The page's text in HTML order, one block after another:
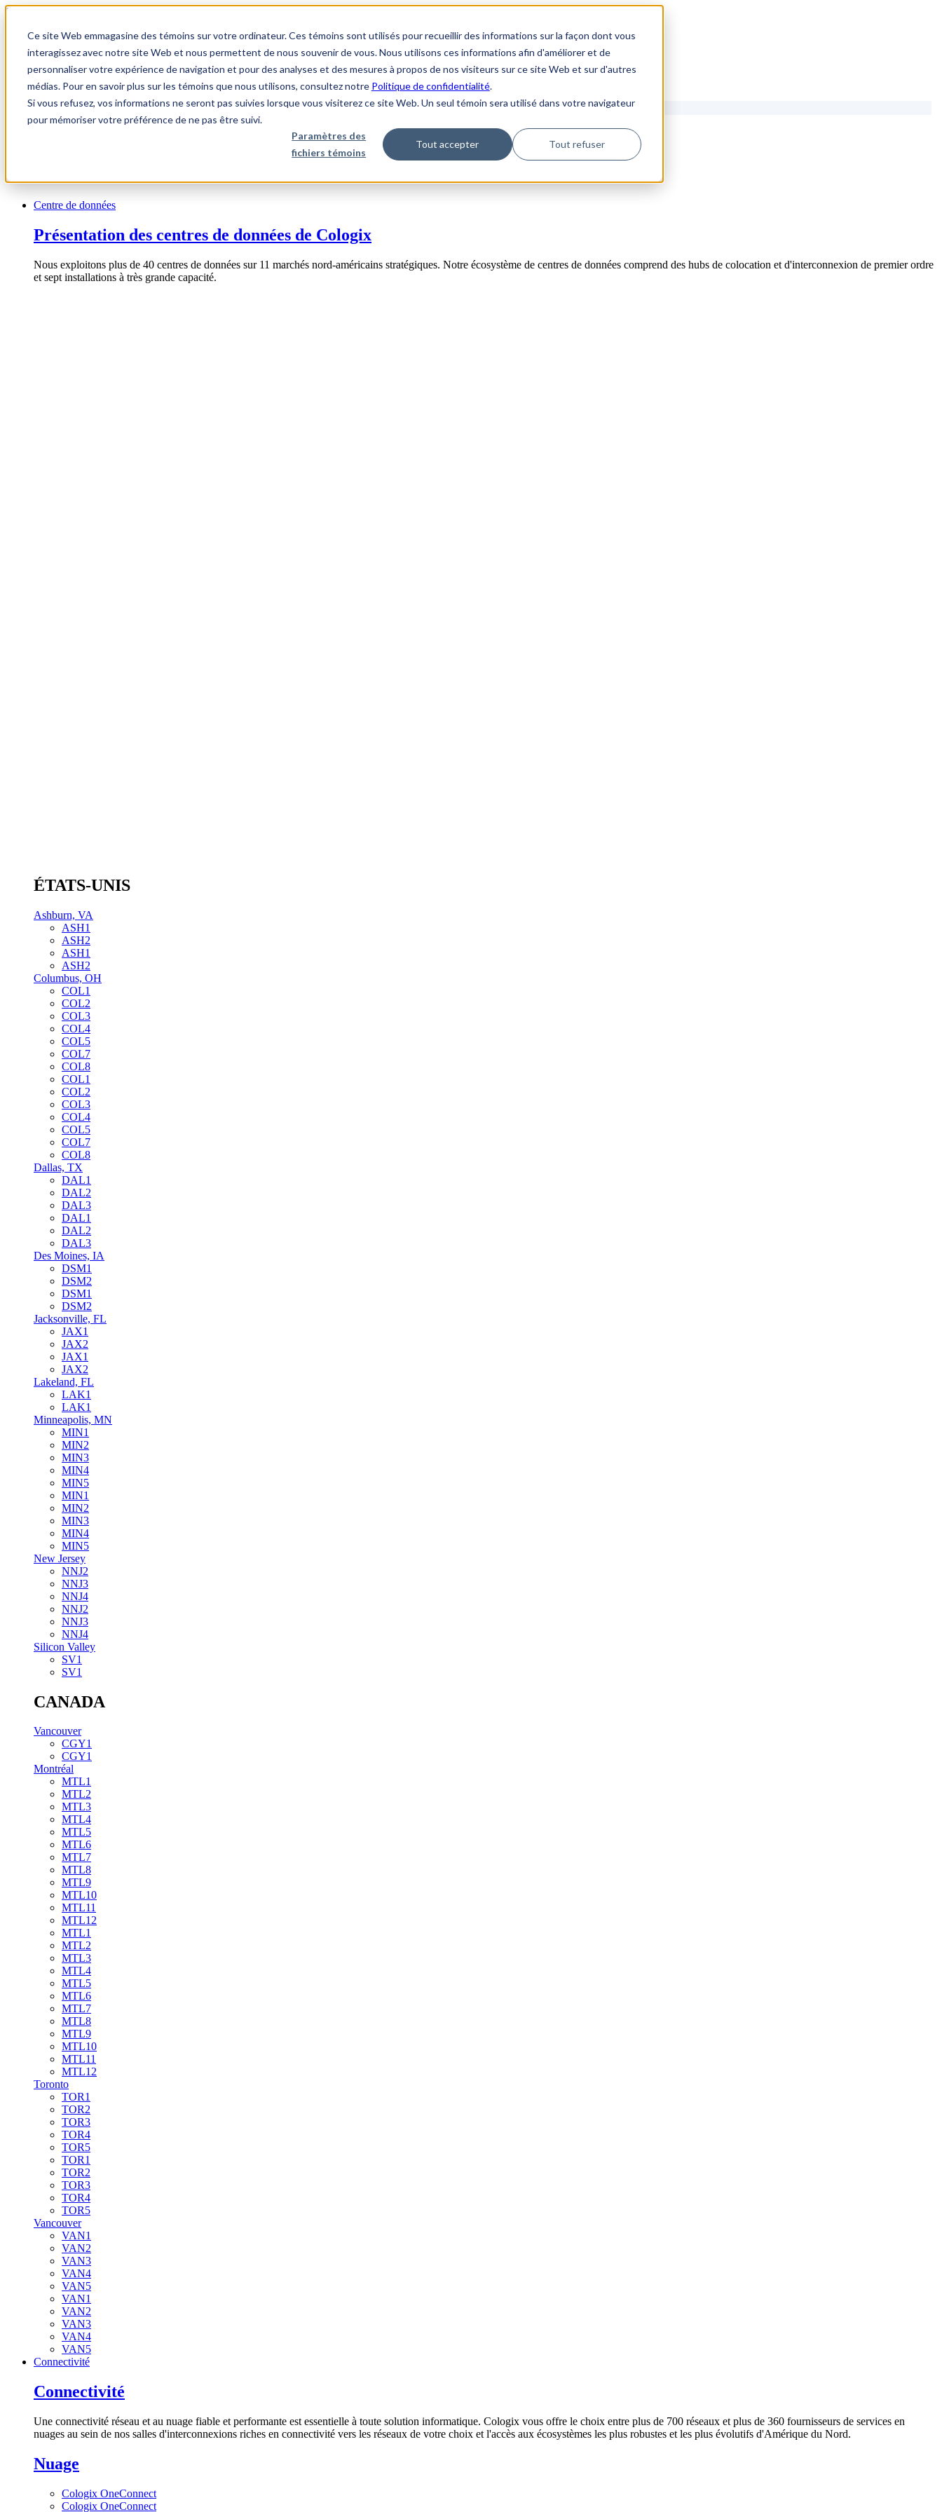
Ce site Web emmagasine des témoins sur votre ordinateur. Ces témoins sont utilisés pour recueillir des informations sur la façon dont vous
interagissez avec notre site Web et nous permettent de nous souvenir de vous. Nous utilisons ces informations afin d'améliorer et de
personnaliser votre expérience de navigation et pour des analyses et des mesures à propos de nos visiteurs sur ce site Web et sur d'autres
médias. Pour en savoir plus sur les témoins que nous utilisons, consultez notre Politique de confidentialité.
Si vous refusez, vos informations ne seront pas suivies lorsque vous visiterez ce site Web. Un seul témoin sera utilisé dans votre navigateur
pour mémoriser votre préférence de ne pas être suivi.
Paramètres des
fichiers témoins
Tout accepter Tout refuser
1.866.931.9661
Login
FR
Centre de données
Présentation des centres de données de Cologix
Nous exploitons plus de 40 centres de données sur 11 marchés nord-américains stratégiques. Notre écosystème de centres de données comprend des hubs de colocation et d'interconnexion de premier ordre
et sept installations à très grande capacité.
ÉTATS-UNIS
Ashburn, VA
ASH1
ASH2
ASH1
ASH2
Columbus, OH
COL1
COL2
COL3
COL4
COL5
COL7
COL8
COL1
COL2
COL3
COL4
COL5
COL7
COL8
Dallas, TX
DAL1
DAL2
DAL3
DAL1
DAL2
DAL3
Des Moines, IA
DSM1
DSM2
DSM1
DSM2
Jacksonville, FL
JAX1
JAX2
JAX1
JAX2
Lakeland, FL
LAK1
LAK1
Minneapolis, MN
MIN1
MIN2
MIN3
MIN4
MIN5
MIN1
MIN2
MIN3
MIN4
MIN5
New Jersey
NNJ2
NNJ3
NNJ4
NNJ2
NNJ3
NNJ4
Silicon Valley
SV1
SV1
CANADA
Vancouver
CGY1
CGY1
Montréal
MTL1
MTL2
MTL3
MTL4
MTL5
MTL6
MTL7
MTL8
MTL9
MTL10
MTL11
MTL12
MTL1
MTL2
MTL3
MTL4
MTL5
MTL6
MTL7
MTL8
MTL9
MTL10
MTL11
MTL12
Toronto
TOR1
TOR2
TOR3
TOR4
TOR5
TOR1
TOR2
TOR3
TOR4
TOR5
Vancouver
VAN1
VAN2
VAN3
VAN4
VAN5
VAN1
VAN2
VAN3
VAN4
VAN5
Connectivité
Connectivité
Une connectivité réseau et au nuage fiable et performante est essentielle à toute solution informatique. Cologix vous offre le choix entre plus de 700 réseaux et plus de 360 fournisseurs de services en
nuages au sein de nos salles d'interconnexions riches en connectivité vers les réseaux de votre choix et l'accès aux écosystèmes les plus robustes et les plus évolutifs d'Amérique du Nord.
Nuage
Cologix OneConnect
Cologix OneConnect